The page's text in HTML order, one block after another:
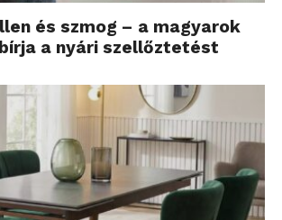
és szmog – a magyarok
a nyári szellőztetést